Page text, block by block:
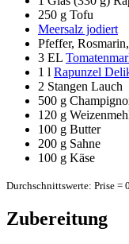
250 g Tofu
Meersalz jodiert
Pfeffer,
3 EL
1 l Rapunzel
2 Stangen Lauch
500 g
120 g
100 g Butter
200 g Sahne
100 g Käse
Durchschnittswerte: Prise =
Zubereitung